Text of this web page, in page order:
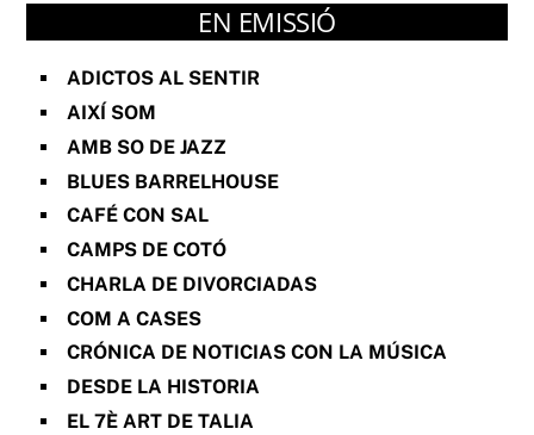
EN EMISSIÓ
ADICTOS AL SENTIR
AIXÍ SOM
AMB SO DE JAZZ
BLUES BARRELHOUSE
CAFÉ CON SAL
CAMPS DE COTÓ
CHARLA DE DIVORCIADAS
COM A CASES
CRÓNICA DE NOTICIAS CON LA MÚSICA
DESDE LA HISTORIA
EL 7È ART DE TALIA